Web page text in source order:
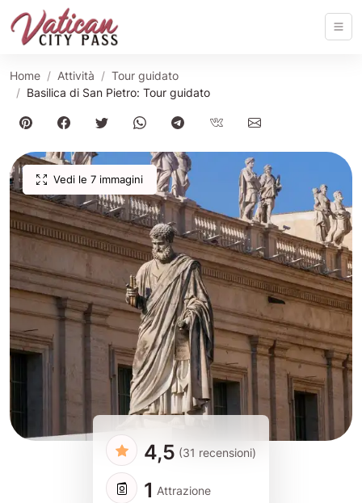
Home Attività
Tour guidato
Basilica di San Pietro: Tour guidato
Vedi le 7 immagini
4,5 (31 recensioni)
1 Attrazione